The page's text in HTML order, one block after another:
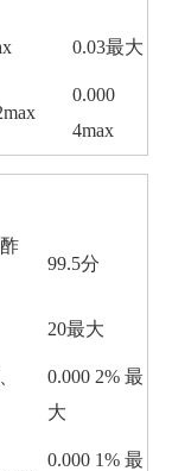
0.03最大
0.000
4max
99.5分
20最大
0.000 2% 最
大
0.000 1% 最